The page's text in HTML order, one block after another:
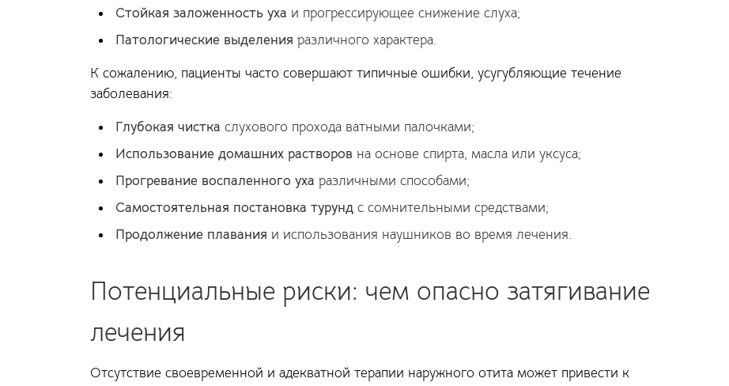
Стойкая заложенность уха и прогрессирующее снижение слуха;
Патологические выделения различного характера.
К сожалению, пациенты часто совершают типичные ошибки, усугубляющие течение
заболевания:
Глубокая чистка слухового прохода ватными палочками;
Использование домашних растворов на основе спирта, масла или уксуса;
Прогревание воспаленного уха различными способами;
Самостоятельная постановка турунд с сомнительными средствами;
Продолжение плавания и использования наушников во время лечения.
Потенциальные риски: чем опасно затягивание
лечения
Отсутствие своевременной и адекватной терапии наружного отита может привести к